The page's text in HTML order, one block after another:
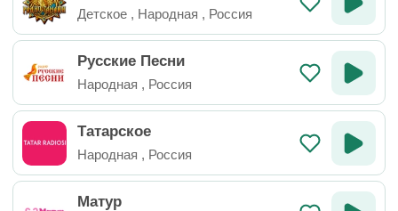
Детское , Народная , Россия
Русские Песни
Народная , Россия
Татарское
Народная , Россия
Матур